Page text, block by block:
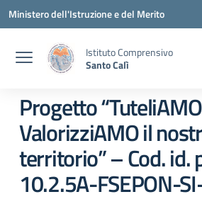
Vai ai contenuti
Vai al menu di navigazione
Vai al footer
Ministero dell'Istruzione e del Merito
Istituto Comprensivo
Santo Calì
Progetto
ValorizziAMO il
territorio” – Cod. id.
10.2.5A-FSEPON-